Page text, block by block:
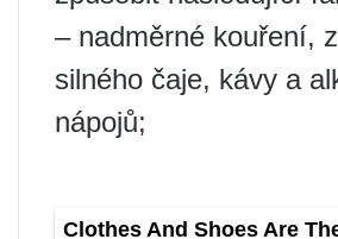
– nadměrné kouření,
silného čaje, kávy a
nápojů;